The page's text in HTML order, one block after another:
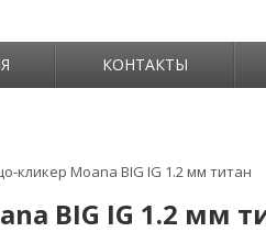
КОНТАКТЫ
кликер Moana BIG IG 1.2 мм титан
BIG IG 1.2 мм